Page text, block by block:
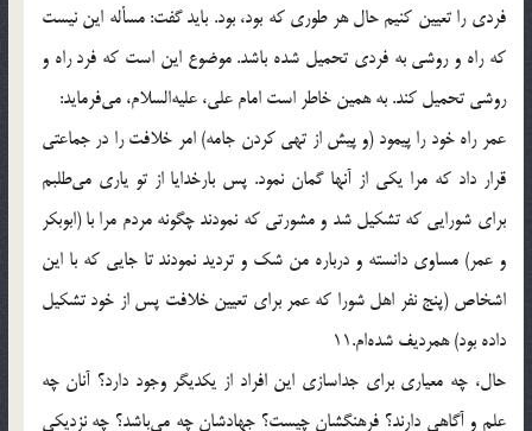
فردى را تعيين كنيم حال هر طورى كه بود، بود. بايد گفت: مسأله اين نيست
كه راه و روشى به فردى تحميل شده باشد. موضوع اين است كه فرد راه و
روشى تحميل كند. به همين خاطر است امام على، عليه‌السلام، مى‌فرمايد:
عمر راه خود را پيمود (و پيش از تهى كردن جامه) امر خلافت را در جماعتى
قرار داد كه مرا يكى از آنها گمان نمود. پس بارخدايا از تو يارى مى‌طلبم
براى شورايى كه تشكيل شد و مشورتى كه نمودند چگونه مردم مرا با (ابوبكر
و عمر) مساوى دانسته و درباره من شك و ترديد نمودند تا جايى كه با اين
اشخاص (پنج نفر اهل شورا كه عمر براى تعيين خلافت پس از خود تشكيل
داده بود) همرديف شده‌ام.11
حال، چه معيارى براى جداسازى اين افراد از يكديگر وجود دارد؟ آنان چه
علم و آگاهى دارند؟ فرهنگشان چيست؟ جهادشان چه مى‌باشد؟ چه نزديكى